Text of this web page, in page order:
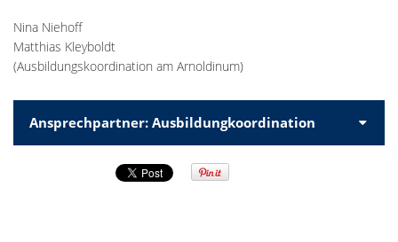
Nina Niehoff
Matthias Kleyboldt
(Ausbildungskoordination am Arnoldinum)
Ansprechpartner: Ausbildungkoordination